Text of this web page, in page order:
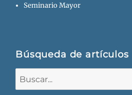
Seminario Mayor
Búsqueda de artículos